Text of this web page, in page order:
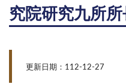
究院研究九所所
更新日期：112-12-27